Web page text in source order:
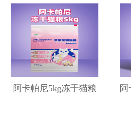
阿卡帕尼5kg冻干猫粮